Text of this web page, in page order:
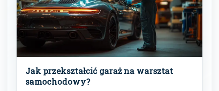
Jak przekształcić garaż na warsztat
samochodowy?